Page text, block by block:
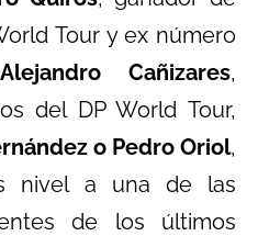
Tour y ex número
Alejandro Cañizares,
del DP World Tour,
o Pedro Oriol,
nivel a una de las
de los últimos